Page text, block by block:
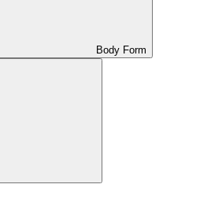
Body Form